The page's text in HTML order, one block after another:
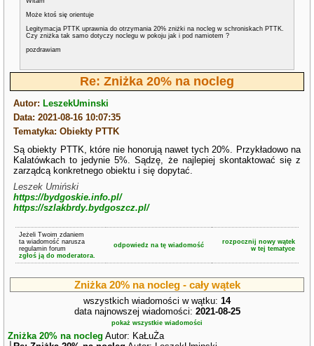
Może ktoś się orientuje
Legitymacja PTTK uprawnia do otrzymania 20% zniżki na nocleg w schroniskach PTTK.
Czy zniżka tak samo dotyczy noclegu w pokoju jak i pod namiotem ?
pozdrawiam
Re: Zniżka 20% na nocleg
Autor: LeszekUminski
Data: 2021-08-16 10:07:35
Tematyka: Obiekty PTTK
Są obiekty PTTK, które nie honorują nawet tych 20%. Przykładowo na
Kalatówkach to jedynie 5%. Sądzę, że najlepiej skontaktować się z
zarządcą konkretnego obiektu i się dopytać.
Leszek Umiński
https://bydgoskie.info.pl/
https://szlakbrdy.bydgoszcz.pl/
Jeżeli Twoim zdaniem
ta wiadomość narusza
regulamin forum
zgłoś ją do moderatora.
odpowiedz na tę wiadomość
rozpocznij nowy wątek
w tej tematyce
Zniżka 20% na nocleg - cały wątek
wszystkich wiadomości w wątku: 14
data najnowszej wiadomości: 2021-08-25
pokaż wszystkie wiadomości
Zniżka 20% na nocleg Autor: KaŁuŻa